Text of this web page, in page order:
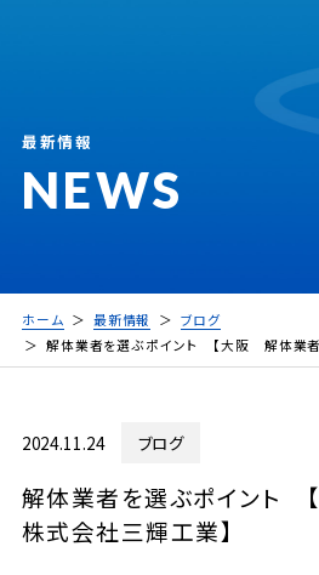
NEWS
最新情報
ホーム 最新情報
ブログ
解体業者を選ぶポイント 【大阪 解体業
2024.11.24 ブログ
解体業者を選ぶポイント
株式会社三輝工業】